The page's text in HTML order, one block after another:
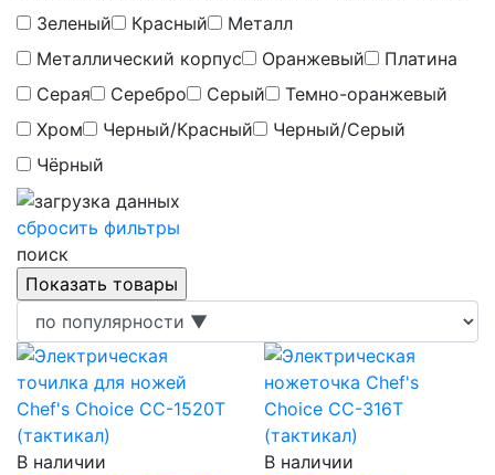
Зеленый
Красный
Металл
Металлический корпус
Оранжевый
Платина
Серая
Серебро Серый
Темно-оранжевый
Хром
Черный/Красный
Черный/Серый
Чёрный
сбросить фильтры
поиск
В наличии
В наличии